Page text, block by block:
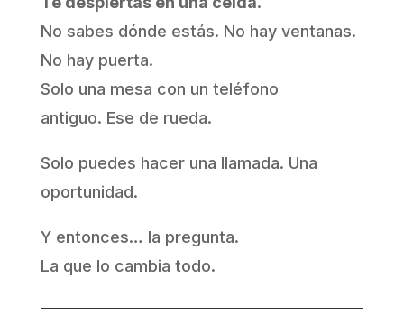
No sabes dónde estás. No hay ventanas.
No hay puerta.
Solo una mesa con un teléfono
antiguo. Ese de rueda.
Solo puedes hacer una llamada. Una
oportunidad.
Y entonces… la pregunta.
La que lo cambia todo.